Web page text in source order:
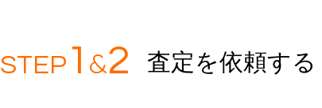
STEP 1 &2 ​査定を依頼する